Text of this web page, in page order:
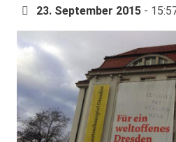
23. September 2015 -